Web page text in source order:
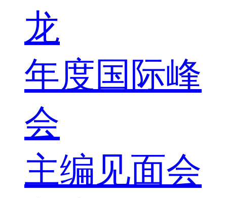
龙
年度国际峰
会
主编见面会